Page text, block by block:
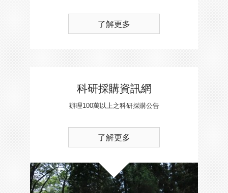
了解更多
科研採購資訊網
辦理100萬以上之科研採購公告
了解更多